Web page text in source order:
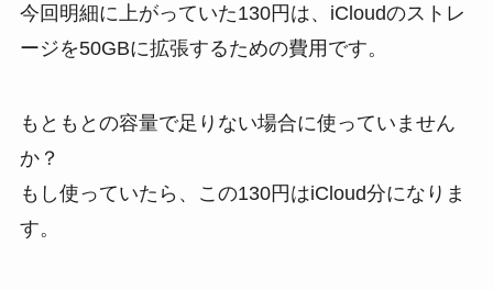
今回明細に上がっていた130円は、iCloudのストレ
ージを50GBに拡張するための費用です。
もともとの容量で足りない場合に使っていません
か？
もし使っていたら、この130円はiCloud分になりま
す。